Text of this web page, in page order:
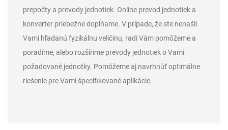
prepočty a prevody jednotiek. Online prevod jednotiek a
konverter priebežne dopĺňame. V prípade, že ste nenašli
Vami hľadanú fyzikálnu veličinu, radi Vám pomôžeme a
poradíme, alebo rozšírime prevody jednotiek o Vami
požadované jednotky. Pomôžeme aj navrhnúť optimálne
riešenie pre Vami špecifikované aplikácie.